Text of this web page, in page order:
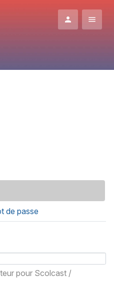
de passe
pour Scolcast /